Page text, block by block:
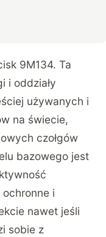
9M134. Ta
i oddziały
używanych i
na świecie,
czołgów
bazowego jest
i
nawet jeśli
sobie z